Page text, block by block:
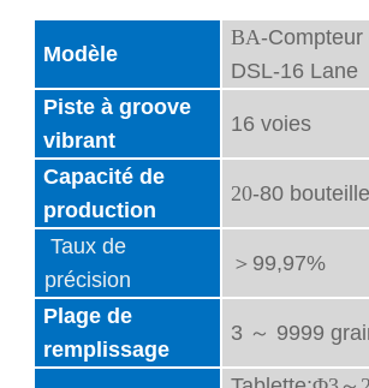
Modèle
BA-
DSL-16 Lane
Piste à groove
vibrant
16 voies
Capacité de
production
20-80
Taux de
précision
＞ 99,97%
Plage de
remplissage
3 ～ 9999